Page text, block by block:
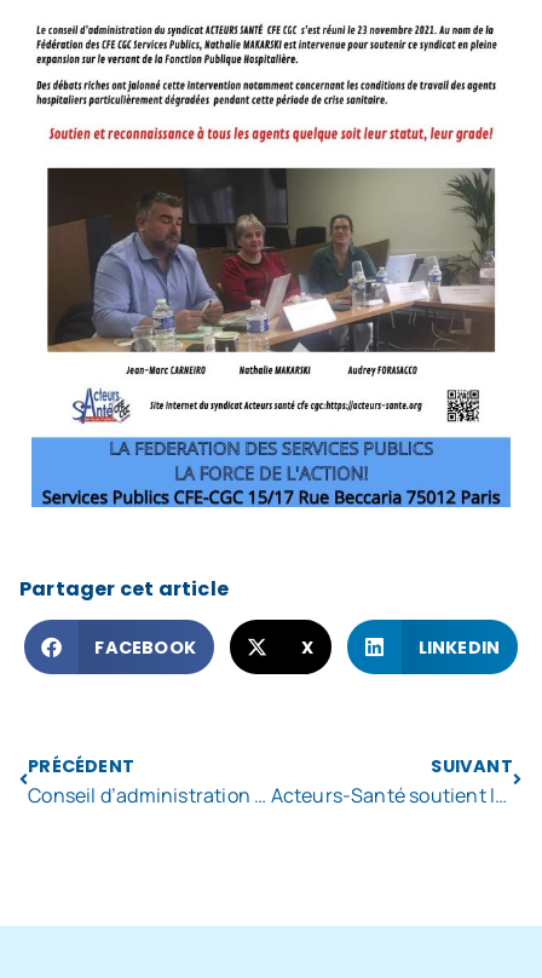
Partager cet article
FACEBOOK X LINKEDIN
PRÉCÉDENT
Conseil d’administration Acteurs Santé visite de François Hommeril
SUIVANT
Acteurs-Santé soutient les ambulanciers de la FPH